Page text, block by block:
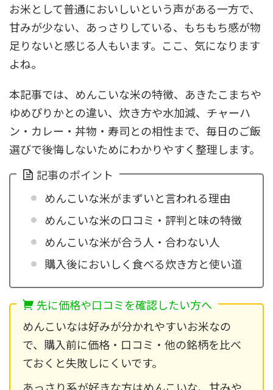
お米として普通においしいという声がある一方で、
甘みが少ない、あっさりしている、もちもち感が物
足りないと感じる人もいます。ここ、気になります
よね。
本記事では、めんこいな米の特徴、あきたこまちや
ゆめぴりかとの違い、炊き方や水加減、チャーハ
ン・カレー・丼物・寿司との相性まで、毎日のご飯
選びで後悔しないためにわかりやすく整理します。
記事のポイント
めんこいな米がまずいと言われる理由
めんこいな米の口コミ・評判と味の特徴
めんこいな米が合う人・合わない人
購入後においしく食べる炊き方と使い道
先に価格や口コミを確認したい方へ
めんこいなは好みが分かれやすいお米なの
で、購入前に価格・口コミ・他の銘柄を比べ
ておくと失敗しにくいです。